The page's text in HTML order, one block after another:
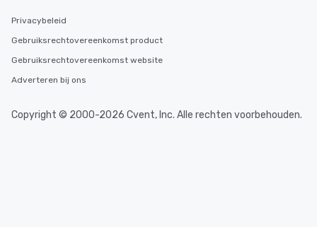
Privacybeleid
Gebruiksrechtovereenkomst product
Gebruiksrechtovereenkomst website
Adverteren bij ons
Copyright © 2000-2026 Cvent, Inc. Alle rechten voorbehouden.